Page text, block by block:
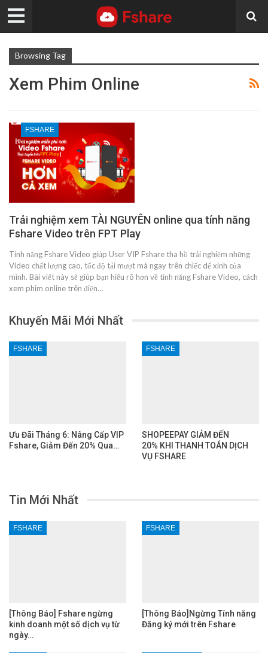
Browsing Tag
Xem Phim Online
FSHARE
Trải nghiệm xem TÀI NGUYÊN online qua tính năng
Fshare Video trên FPT Play
Tính năng Fshare Video giúp User VIP Fshare tha hồ trải nghiệm những
Video chất lượng cao, tốc độ tải mượt mà ngay trên chiếc dế xinh của
mình. Bài viết này sẽ giúp bạn hiểu rõ hơn về tính năng Fshare Video, cách
xem phim online trên điện…
Khuyến Mãi Mới Nhất
FSHARE
Ưu Đãi Tháng 6: Nâng Cấp VIP
Fshare, Giảm Đến 20% Qua…
FSHARE
SHOPEEPAY GIẢM ĐẾN
20% KHI THANH TOÁN DỊCH
VỤ FSHARE
Tin Mới Nhất
FSHARE
[Thông Báo] Fshare ngừng
kinh doanh một số dịch vụ từ
ngày…
FSHARE
[Thông Báo]Ngừng Tính năng
Đăng ký mới trên Fshare